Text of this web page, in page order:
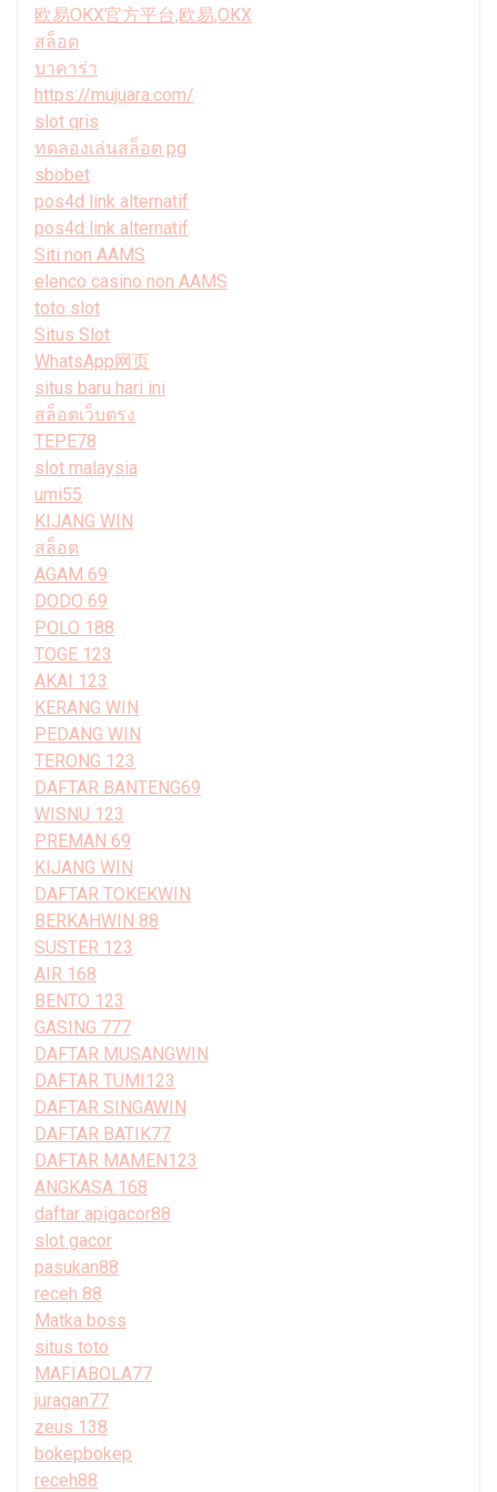
欧易OKX官方平台,欧易,OKX
สล็อต
บาคาร่า
https://mujuara.com/
slot qris
ทดลองเล่นสล็อต pg
sbobet
pos4d link alternatif
pos4d link alternatif
Siti non AAMS
elenco casino non AAMS
toto slot
Situs Slot
WhatsApp网页
situs baru hari ini
สล็อตเว็บตรง
TEPE78
slot malaysia
umi55
KIJANG WIN
สล็อต
AGAM 69
DODO 69
POLO 188
TOGE 123
AKAI 123
KERANG WIN
PEDANG WIN
TERONG 123
DAFTAR BANTENG69
WISNU 123
PREMAN 69
KIJANG WIN
DAFTAR TOKEKWIN
BERKAHWIN 88
SUSTER 123
AIR 168
BENTO 123
GASING 777
DAFTAR MUSANGWIN
DAFTAR TUMI123
DAFTAR SINGAWIN
DAFTAR BATIK77
DAFTAR MAMEN123
ANGKASA 168
daftar apigacor88
slot gacor
pasukan88
receh 88
Matka boss
situs toto
MAFIABOLA77
juragan77
zeus 138
bokepbokep
receh88